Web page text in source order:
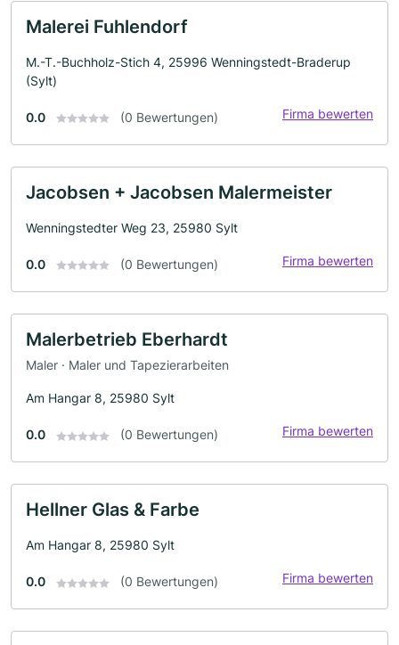
Malerei Fuhlendorf
M.-T.-Buchholz-Stich 4, 25996 Wenningstedt-Braderup
(Sylt)
0.0 (0 Bewertungen) Firma bewerten
Jacobsen + Jacobsen Malermeister
Wenningstedter Weg 23, 25980 Sylt
0.0 (0 Bewertungen) Firma bewerten
Malerbetrieb Eberhardt
Maler · Maler und Tapezierarbeiten
Am Hangar 8, 25980 Sylt
0.0 (0 Bewertungen) Firma bewerten
Hellner Glas & Farbe
Am Hangar 8, 25980 Sylt
0.0 (0 Bewertungen) Firma bewerten